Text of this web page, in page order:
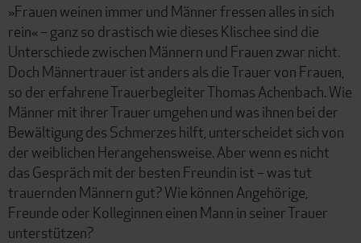
»Frauen weinen immer und Männer fressen alles in sich
rein« – ganz so drastisch wie dieses Klischee sind die
Unterschiede zwischen Männern und Frauen zwar nicht.
Doch Männertrauer ist anders als die Trauer von Frauen,
so der erfahrene Trauerbegleiter Thomas Achenbach. Wie
Männer mit ihrer Trauer umgehen und was ihnen bei der
Bewältigung des Schmerzes hilft, unterscheidet sich von
der weiblichen Herangehensweise. Aber wenn es nicht
das Gespräch mit der besten Freundin ist – was tut
trauernden Männern gut? Wie können Angehörige,
Freunde oder Kolleginnen einen Mann in seiner Trauer
unterstützen?